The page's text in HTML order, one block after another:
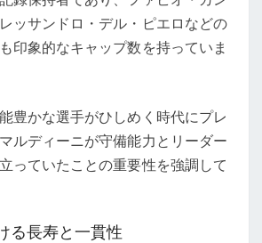
ッサンドロ・デル・ピエロなどの
印象的なキャップ数を持っていま
豊かな選手がひしめく時代にプレ
ルディーニが守備能力とリーダー
っていたことの重要性を強調して
る長寿と一貫性